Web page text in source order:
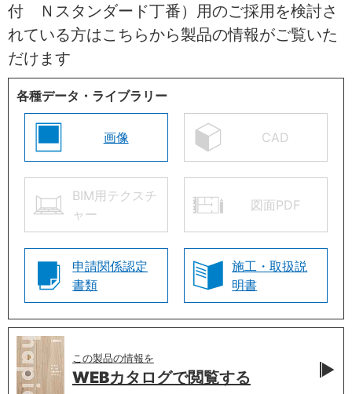
付 Ｎスタンダード丁番）用のご採用を検討さ
れている方はこちらから製品の情報がご覧いた
だけます
各種データ・ライブラリー
画像 CAD
BIM用テクスチ
ャー
図面PDF
申請関係認定
書類
施工・取扱説
明書
この製品の情報を
WEBカタログで閲覧する